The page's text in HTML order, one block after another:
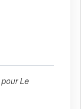
pourLe